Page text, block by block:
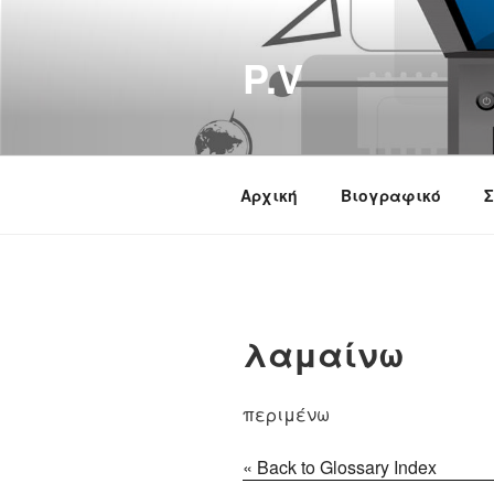
P.V
Αρχική Βιογραφικό
λαμαίνω
περιμένω
« Back to Glossary Index